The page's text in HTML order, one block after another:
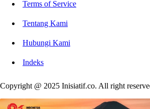
Terms of Service
Tentang Kami
Hubungi Kami
Indeks
Copyright @ 2025 Inisiatif.co. All right